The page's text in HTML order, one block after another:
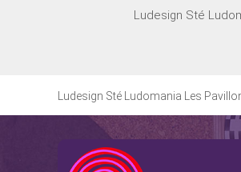
Ludesign Sté
Ludesign Sté Ludomania Les